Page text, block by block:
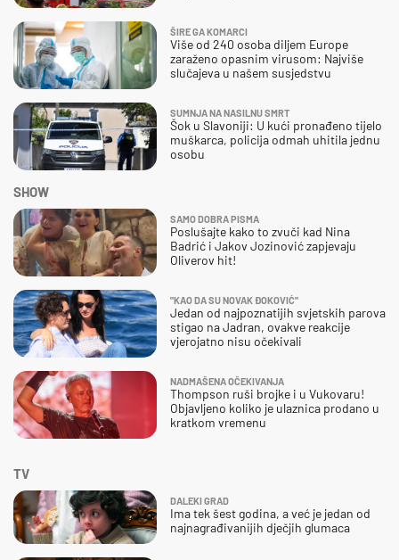
ŠIRE GA KOMARCI
Više od 240 osoba diljem Europe
zaraženo opasnim virusom: Najviše
slučajeva u našem susjedstvu
SUMNJA NA NASILNU SMRT
Šok u Slavoniji: U kući pronađeno tijelo
muškarca, policija odmah uhitila jednu
osobu
SHOW
SAMO DOBRA PISMA
Poslušajte kako to zvuči kad Nina
Badrić i Jakov Jozinović zapjevaju
Oliverov hit!
"KAO DA SU NOVAK ĐOKOVIĆ"
Jedan od najpoznatijih svjetskih parova
stigao na Jadran, ovakve reakcije
vjerojatno nisu očekivali
NADMAŠENA OČEKIVANJA
Thompson ruši brojke i u Vukovaru!
Objavljeno koliko je ulaznica prodano u
kratkom vremenu
TV
DALEKI GRAD
Ima tek šest godina, a već je jedan od
najnagrađivanijih dječjih glumaca